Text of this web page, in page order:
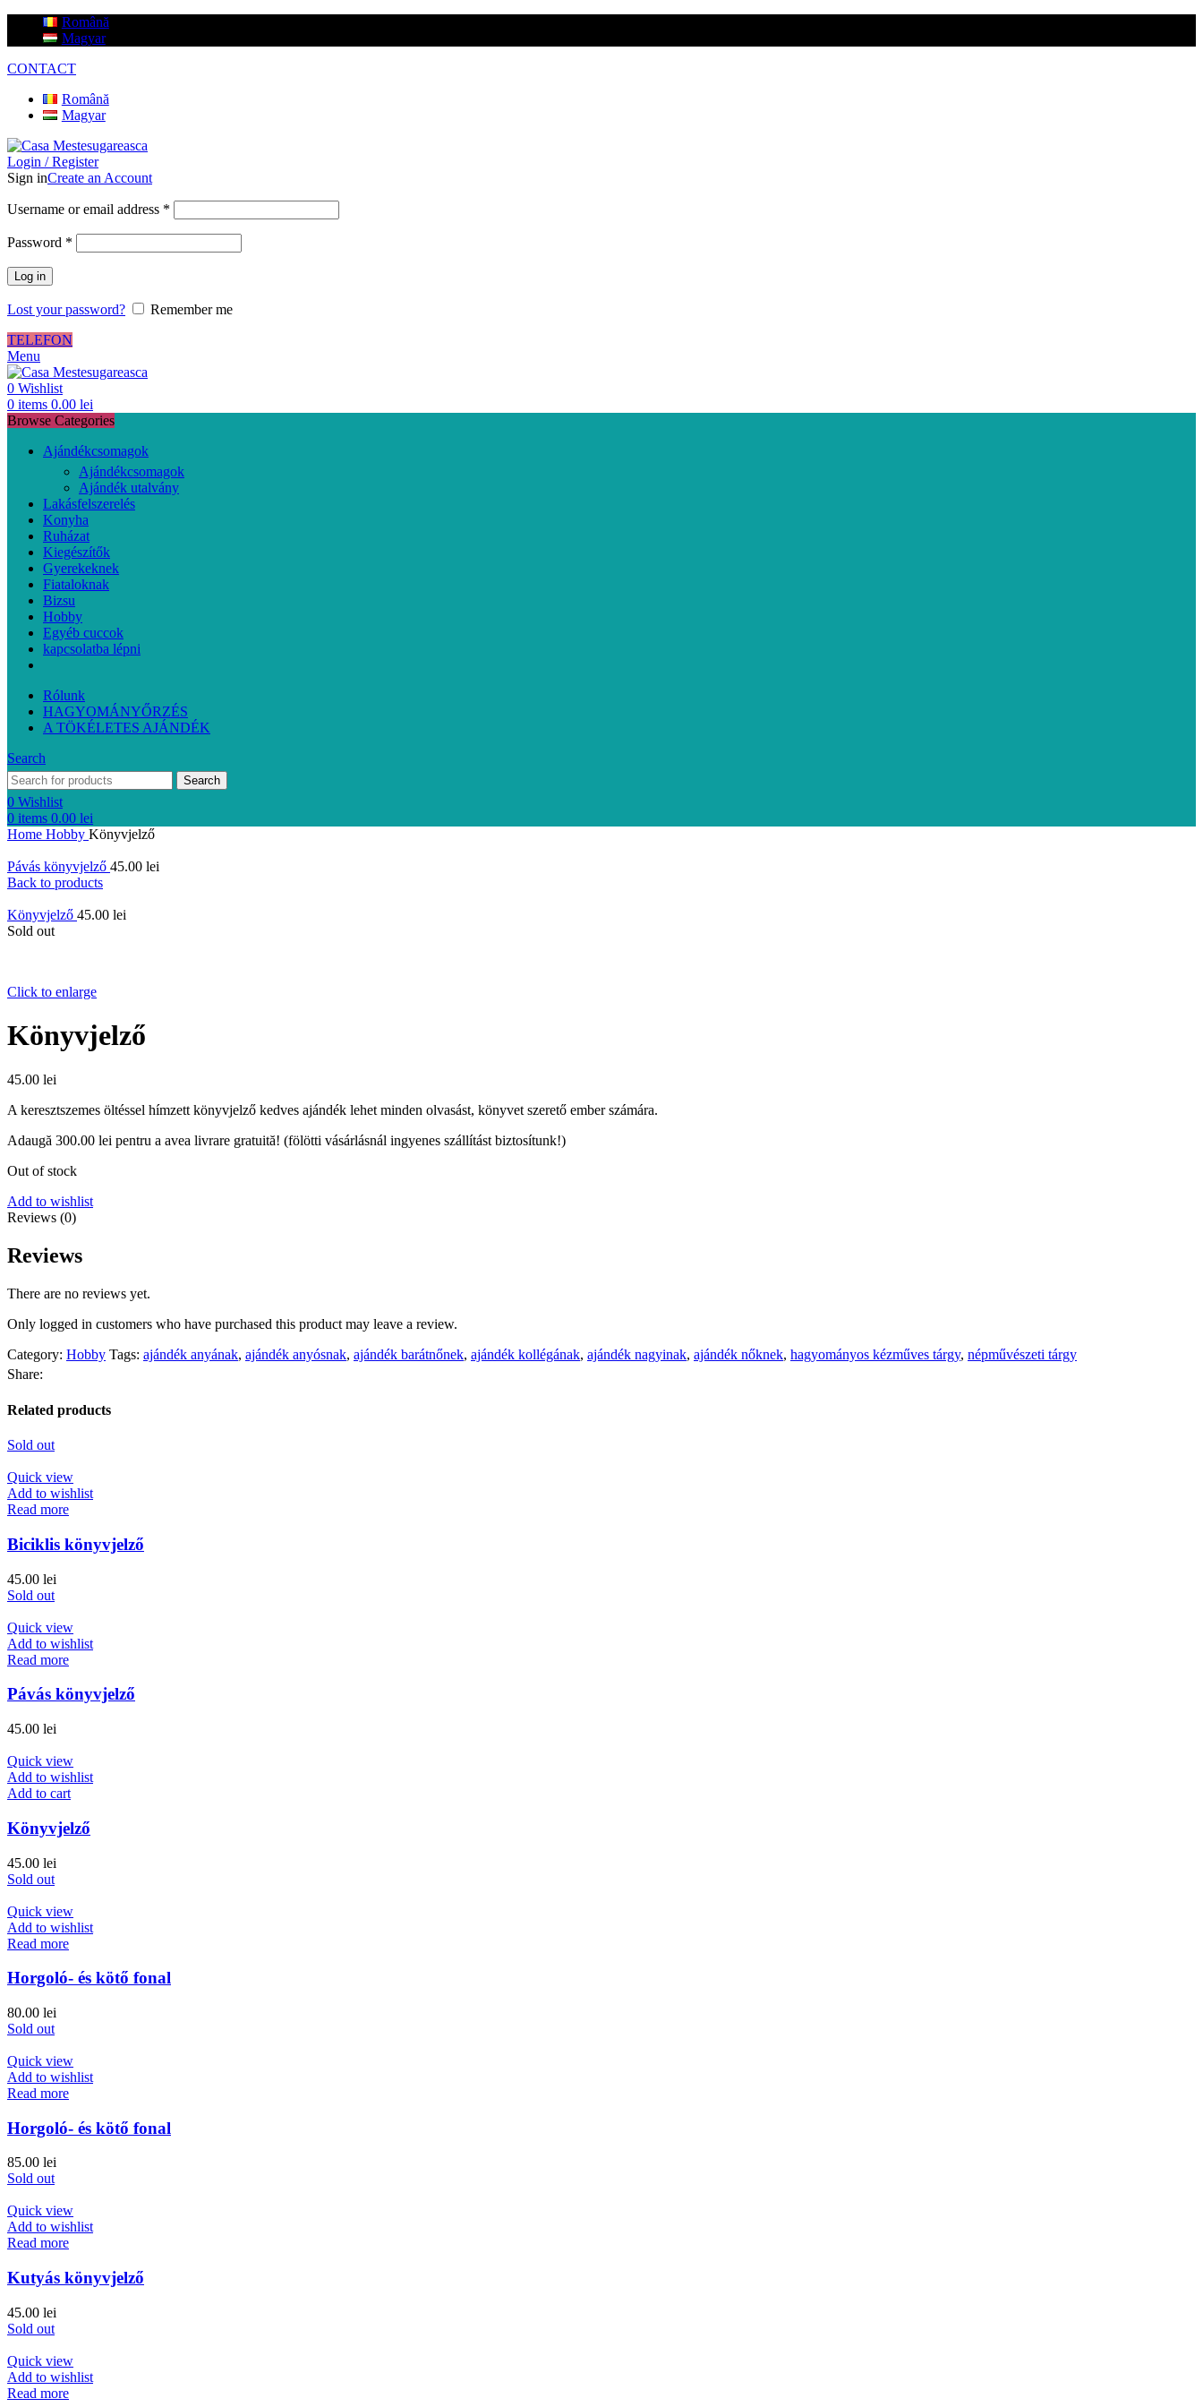
Română
Magyar
CONTACT
Română
Magyar
Login / Register
Sign inCreate an Account
Username or email address *
Password *
Log in
Lost your password?
Remember me
TELEFON
Menu
0 Wishlist
0 items 0.00 lei
Browse Categories
Ajándékcsomagok
Ajándékcsomagok
Ajándék utalvány
Lakásfelszerelés
Konyha
Ruházat
Kiegészítők
Gyerekeknek
Fiataloknak
Bizsu
Hobby
Egyéb cuccok
kapcsolatba lépni
Rólunk
HAGYOMÁNYŐRZÉS
A TÖKÉLETES AJÁNDÉK
Search
Search
0 Wishlist
0 items 0.00 lei
Home Hobby Könyvjelző
Pávás könyvjelző 45.00 lei
Back to products
Könyvjelző 45.00 lei
Sold out
Click to enlarge
Könyvjelző
45.00 lei
A keresztszemes öltéssel hímzett könyvjelző kedves ajándék lehet minden olvasást, könyvet szerető ember számára.
Adaugă 300.00 lei pentru a avea livrare gratuită! (fölötti vásárlásnál ingyenes szállítást biztosítunk!)
Out of stock
Add to wishlist
Reviews (0)
Reviews
There are no reviews yet.
Only logged in customers who have purchased this product may leave a review.
Category: Hobby Tags: ajándék anyának, ajándék anyósnak, ajándék barátnőnek, ajándék kollégának, ajándék nagyinak, ajándék nőknek, hagyományos kézműves tárgy, népművészeti tárgy
Share:
Related products
Sold out
Quick view
Add to wishlist
Read more
Biciklis könyvjelző
45.00 lei
Sold out
Quick view
Add to wishlist
Read more
Pávás könyvjelző
45.00 lei
Quick view
Add to wishlist
Add to cart
Könyvjelző
45.00 lei
Sold out
Quick view
Add to wishlist
Read more
Horgoló- és kötő fonal
80.00 lei
Sold out
Quick view
Add to wishlist
Read more
Horgoló- és kötő fonal
85.00 lei
Sold out
Quick view
Add to wishlist
Read more
Kutyás könyvjelző
45.00 lei
Sold out
Quick view
Add to wishlist
Read more